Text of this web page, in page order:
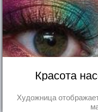
Красота
Художница